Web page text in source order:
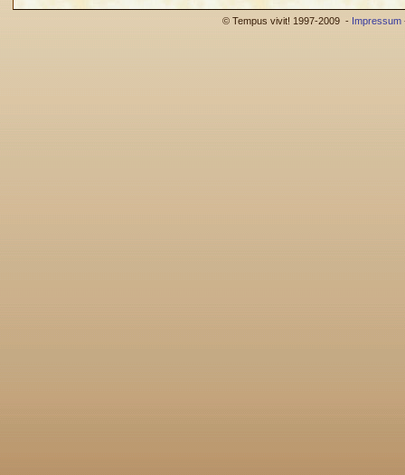
© Tempus vivit! 1997-2009 - Impressum